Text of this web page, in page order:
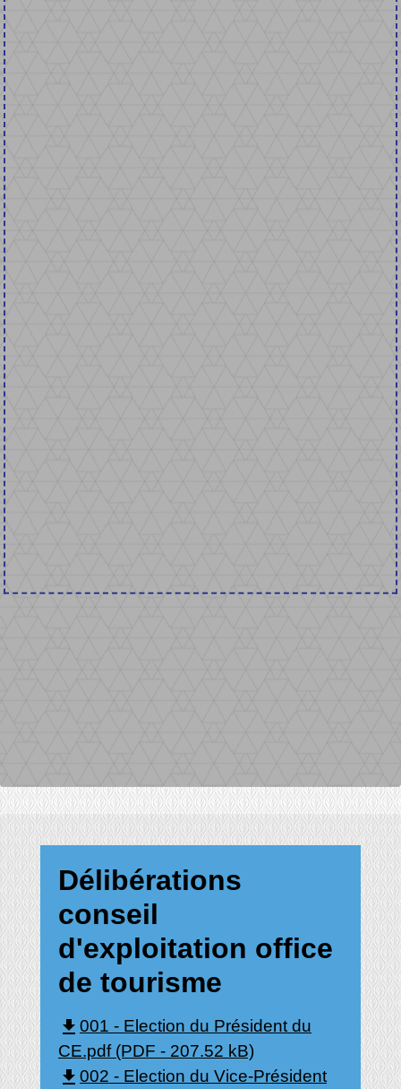
Délibérations
conseil
d'exploitation office
de tourisme
file_download 001 - Election du Président du
CE.pdf (PDF - 207.52 kB)
file_download 002 - Election du Vice-Président